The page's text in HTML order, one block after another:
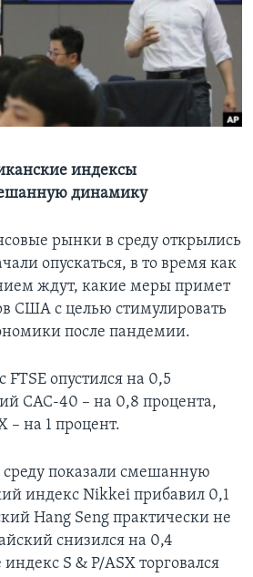
индексы
динамику
рынки в среду открылись
опускаться, в то время как
ждут, какие меры примет
США с целью стимулировать
после пандемии.
опустился на 0,5
CAC-40 – на 0,8 процента,
– на 1 процент.
показали смешанную
индекс Nikkei прибавил 0,1
Hang Seng практически не
снизился на 0,4
S & P/ASX торговался